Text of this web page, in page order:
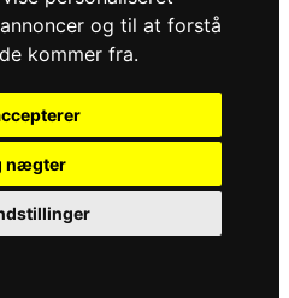
og til at forstå
kommer fra.
nægter